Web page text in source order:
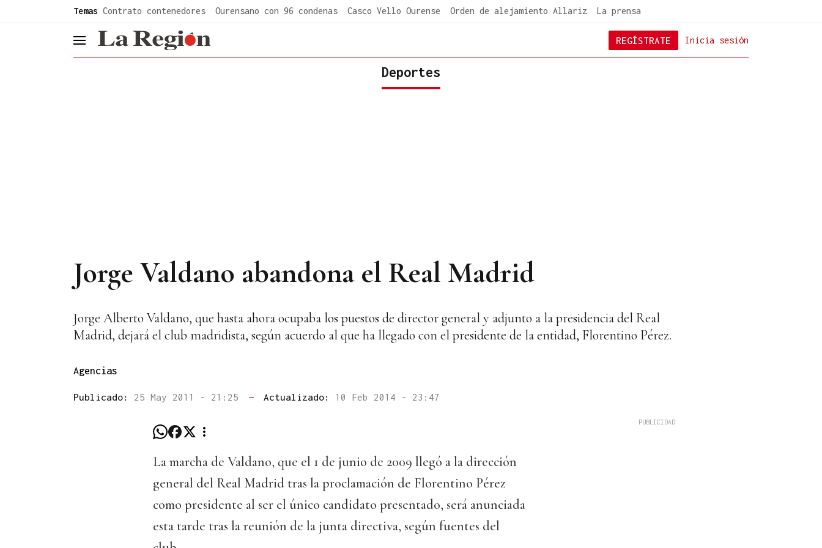
Temas Contrato contenedores Ourensano con 96 condenas Casco Vello Ourense Orden de alejamiento Allariz La prensa
header.menu.open Inicia sesión
REGÍSTRATE
Deportes
Jorge Valdano abandona el Real Madrid
Jorge Alberto Valdano, que hasta ahora ocupaba los puestos de director general y adjunto a la presidencia del Real
Madrid, dejará el club madridista, según acuerdo al que ha llegado con el presidente de la entidad, Florentino Pérez.
Agencias
Publicado: 25 May 2011 - 21:25 — Actualizado: 10 Feb 2014 - 23:47
La marcha de Valdano, que el 1 de junio de 2009 llegó a la dirección
general del Real Madrid tras la proclamación de Florentino Pérez
como presidente al ser el único candidato presentado, será anunciada
esta tarde tras la reunión de la junta directiva, según fuentes del